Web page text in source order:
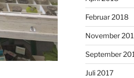
Februar 2018
November
September
Juli 2017